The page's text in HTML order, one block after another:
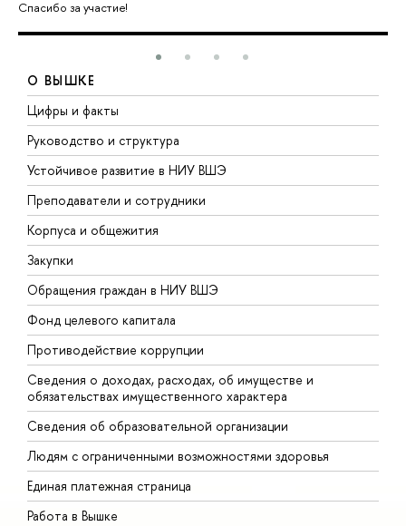
Спасибо за участие!
О ВЫШКЕ
Цифры и факты
Руководство и структура
Устойчивое развитие в НИУ ВШЭ
Преподаватели и сотрудники
Корпуса и общежития
Закупки
Обращения граждан в НИУ ВШЭ
Фонд целевого капитала
Противодействие коррупции
Сведения о доходах, расходах, об имуществе и
обязательствах имущественного характера
Сведения об образовательной организации
Людям с ограниченными возможностями здоровья
Единая платежная страница
Работа в Вышке